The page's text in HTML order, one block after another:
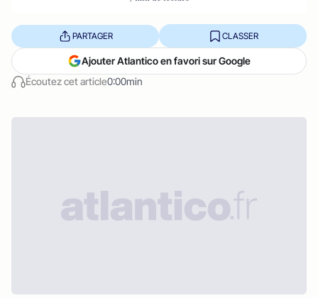
Écoutez cet article0:00min
PARTAGER CLASSER
Ajouter Atlantico en favori sur Google